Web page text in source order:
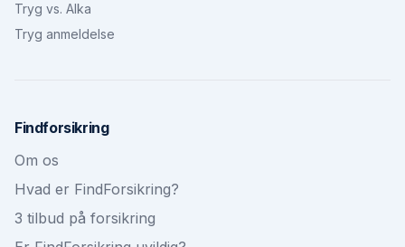
Tryg vs. Alka
Tryg anmeldelse
Findforsikring
Om os
Hvad er FindForsikring?
3 tilbud på forsikring